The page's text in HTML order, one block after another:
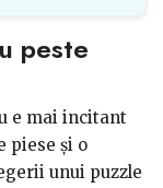
peste
e mai incitant
piese și o
unui puzzle